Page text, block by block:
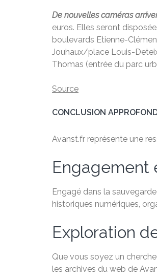
De nouvelles caméras
euros. Elles seront
boulevards Etienne-
Jouhaux/place Louis-
Thomas (entrée du parc
Source
CONCLUSION
Avanst.fr représente une
Engagement
Engagé dans la
historiques numériques,
Exploration
Que vous soyez un
les archives du web de